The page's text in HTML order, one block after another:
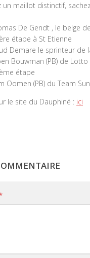
un maillot distinctif,
De Gendt , le belge
étape à St Etienne
Demare le sprinteur de
Bouwman (PB) de Lotto
étape
Oomen (PB) du Team
le site du Dauphiné : ici